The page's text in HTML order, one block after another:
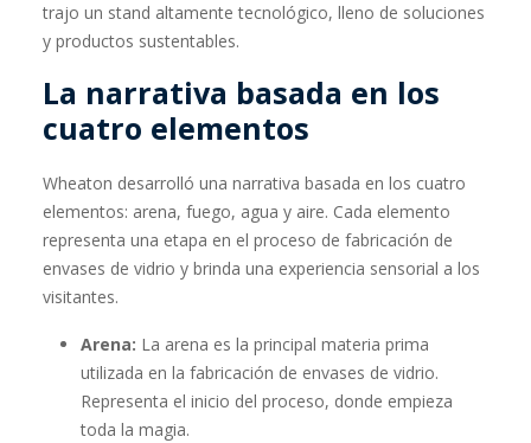
trajo un stand altamente tecnológico, lleno de soluciones
y productos sustentables.
La narrativa basada en los
cuatro elementos
Wheaton desarrolló una narrativa basada en los cuatro
elementos: arena, fuego, agua y aire. Cada elemento
representa una etapa en el proceso de fabricación de
envases de vidrio y brinda una experiencia sensorial a los
visitantes.
Arena: La arena es la principal materia prima
utilizada en la fabricación de envases de vidrio.
Representa el inicio del proceso, donde empieza
toda la magia.